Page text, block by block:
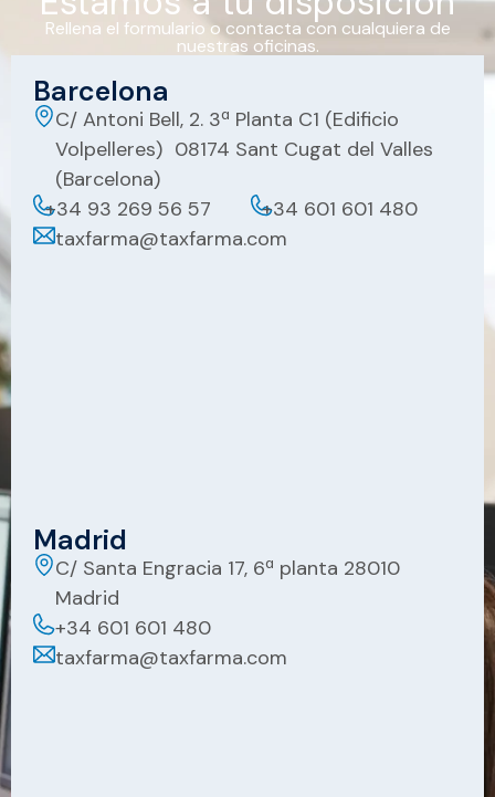
Rellena el formulario o contacta con cualquiera de
nuestras oficinas.
Barcelona
C/ Antoni Bell, 2. 3ª Planta C1 (Edificio
Volpelleres) 08174 Sant Cugat del Valles
(Barcelona)
+34 93 269 56 57
+34 601 601 480
taxfarma@taxfarma.com
Madrid
C/ Santa Engracia 17, 6ª planta 28010
Madrid
+34 601 601 480
taxfarma@taxfarma.com